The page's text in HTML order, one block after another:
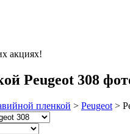
акциях!
Peugeot 308
пленкой > Peugeot >